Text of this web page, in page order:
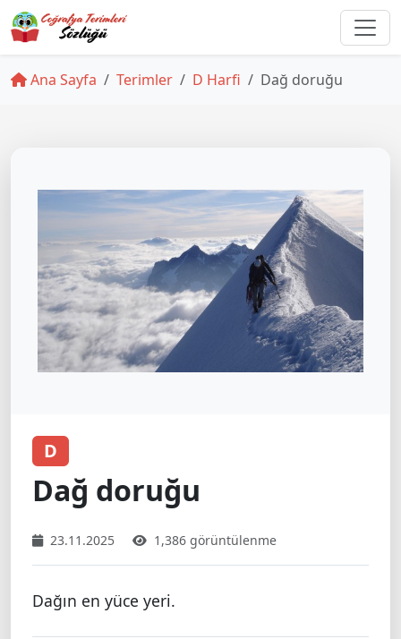
Ana Sayfa Terimler D Harfi Dağ doruğu
D
Dağ doruğu
23.11.2025 1,386 görüntülenme
Dağın en yüce yeri.